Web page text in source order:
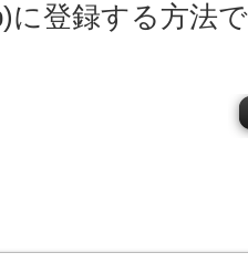
に登録する方法で